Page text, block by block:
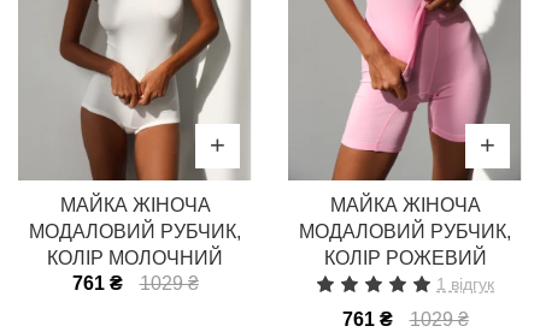
МАЙКА ЖІНОЧА
МОДАЛОВИЙ РУБЧИК,
КОЛІР МОЛОЧНИЙ
761 ₴
1029 ₴
МАЙКА ЖІНОЧА
МОДАЛОВИЙ РУБЧИК,
КОЛІР РОЖЕВИЙ
1 відгук
761 ₴ 1029 ₴